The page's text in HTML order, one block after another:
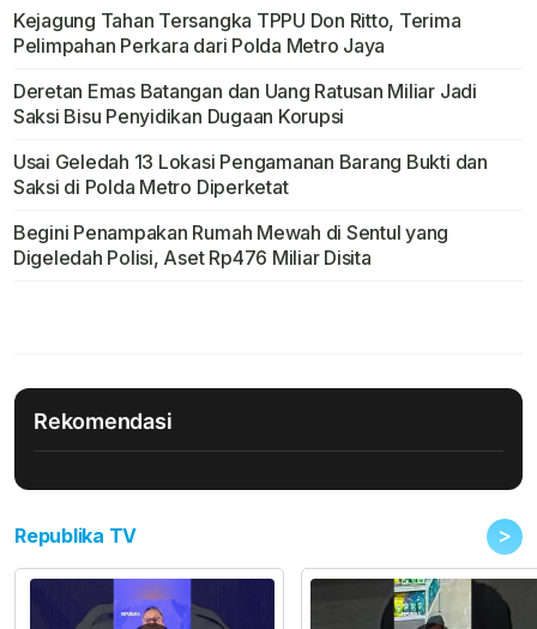
Kejagung Tahan Tersangka TPPU Don Ritto, Terima
Pelimpahan Perkara dari Polda Metro Jaya
Deretan Emas Batangan dan Uang Ratusan Miliar Jadi
Saksi Bisu Penyidikan Dugaan Korupsi
Usai Geledah 13 Lokasi Pengamanan Barang Bukti dan
Saksi di Polda Metro Diperketat
Begini Penampakan Rumah Mewah di Sentul yang
Digeledah Polisi, Aset Rp476 Miliar Disita
Rekomendasi
Republika TV >